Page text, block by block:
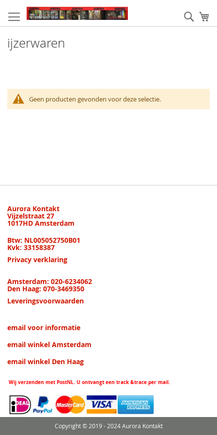
naar
de
Zoek
ijzerwaren
Geen producten gevonden voor deze selectie.
Aurora Kontakt
Vijzelstraat 27
1017HD Amsterdam
Btw: NL005052750B01
Kvk: 33158387
Privacy verklaring
Amsterdam: 020-6234062
Den Haag: 070-3469350
Leveringsvoorwaarden
email voor informatie
email winkel Amsterdam
email winkel Den Haag
Wij verzenden met PostNL. U ontvangt een track &trace per mail.
Copyright © 2019 - 2024 Aurora Kontakt